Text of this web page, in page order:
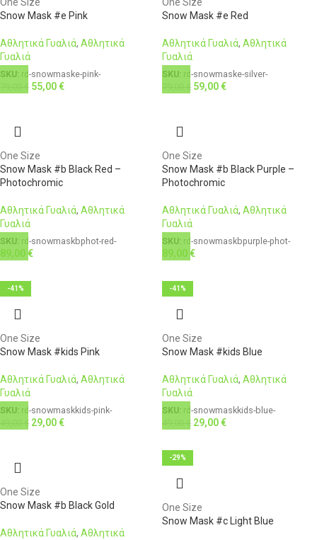
Snow Mask #e Pink
Αθλητικά Γυαλιά, Αθλητικά
Γυαλιά
SKU: rd-snowmaske-pink-
€ 55,00€
Snow Mask #e Red
Αθλητικά Γυαλιά, Αθλητικά
Γυαλιά
SKU: rd-snowmaske-silver-
€ 59,00€
One Size
Snow Mask #b Black Red –
Photochromic
Αθλητικά Γυαλιά, Αθλητικά
Γυαλιά
SKU: rd-snowmaskbphot-red-
89,00 €
One Size
Snow Mask #b Black Purple –
Photochromic
Αθλητικά Γυαλιά, Αθλητικά
Γυαλιά
SKU: rd-snowmaskbpurple-phot-
89,00 €
-41%
One Size
Snow Mask #kids Pink
Αθλητικά Γυαλιά, Αθλητικά
Γυαλιά
SKU: rd-snowmaskkids-pink-
€ 29,00€
-41%
One Size
Snow Mask #kids Blue
Αθλητικά Γυαλιά, Αθλητικά
Γυαλιά
SKU: rd-snowmaskkids-blue-
€ 29,00€
One Size
Snow Mask #b Black Gold
Αθλητικά Γυαλιά, Αθλητικά
-29%
One Size
Snow Mask #c Light Blue